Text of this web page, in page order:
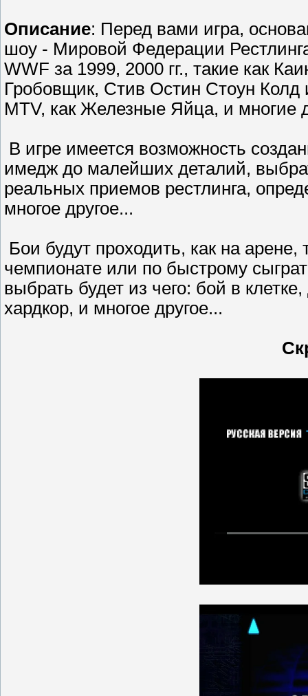
Описание: Перед вами игра,
шоу - Мировой Федерации
WWF за 1999, 2000 гг., такие как
Гробовщик, Стив Остин Стоун
MTV, как Железные Яйца, и многие
В игре имеется возможность
имедж до малейших деталий,
реальных приемов рестлинга,
многое другое...
Бои будут проходить, как на
чемпионате или по быстрому
выбрать будет из чего: бой в
хардкор, и многое другое...